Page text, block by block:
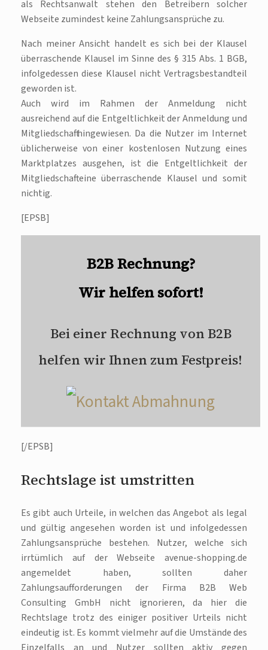
als Rechtsanwalt stehen den Betreibern solcher
Webseite zumindest keine Zahlungsansprüche zu.
Nach meiner Ansicht handelt es sich bei der Klausel
überraschende Klausel im Sinne des § 315 Abs. 1 BGB,
infolgedessen diese Klausel nicht Vertragsbestandteil
geworden ist.
Auch wird im Rahmen der Anmeldung nicht
ausreichend auf die Entgeltlichkeit der Anmeldung und
Mitgliedschaft hingewiesen. Da die Nutzer im Internet
üblicherweise von einer kostenlosen Nutzung eines
Marktplatzes ausgehen, ist die Entgeltlichkeit der
Mitgliedschaft eine überraschende Klausel und somit
nichtig.
[EPSB]
B2B Rechnung?
Wir helfen sofort!
Bei einer Rechnung von B2B
helfen wir Ihnen zum Festpreis!
[/EPSB]
Rechtslage ist umstritten
Es gibt auch Urteile, in welchen das Angebot als legal
und gültig angesehen worden ist und infolgedessen
Zahlungsansprüche bestehen. Nutzer, welche sich
irrtümlich auf der Webseite avenue-shopping.de
angemeldet haben, sollten daher
Zahlungsaufforderungen der Firma B2B Web
Consulting GmbH nicht ignorieren, da hier die
Rechtslage trotz des einiger positiver Urteils nicht
eindeutig ist. Es kommt vielmehr auf die Umstände des
Einzelfalls an und Nutzer sollten aktiv gegen